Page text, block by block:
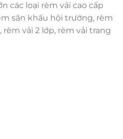
các loại rèm vải cao cấp
sân khấu hội trường, rèm
vải 2 lớp, rèm vải trang